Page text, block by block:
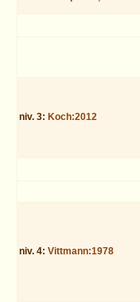
niv. 3: Koch:2012
niv. 4:Vittmann:1978